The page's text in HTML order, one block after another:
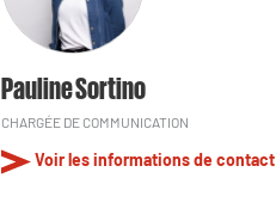
Pauline Sortino
CHARGÉE DE COMMUNICATION
Voir les informations de contact